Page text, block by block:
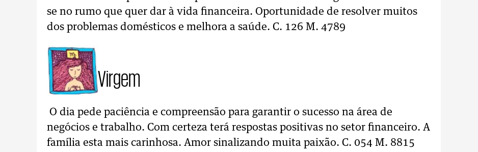
se no rumo que quer dar à vida financeira. Oportunidade de resolver muitos
dos problemas domésticos e melhora a saúde. C. 126 M. 4789
Virgem
O dia pede paciência e compreensão para garantir o sucesso na área de
negócios e trabalho. Com certeza terá respostas positivas no setor financeiro. A
família esta mais carinhosa. Amor sinalizando muita paixão. C. 054 M. 8815